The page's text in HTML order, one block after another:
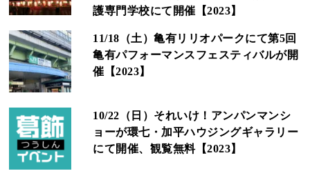
護専門学校にて開催【2023】
11/18（土）亀有リリオパークにて第5回
亀有パフォーマンスフェスティバルが開
催【2023】
10/22（日）それいけ！アンパンマンシ
ョーが環七・加平ハウジングギャラリー
にて開催、観覧無料【2023】